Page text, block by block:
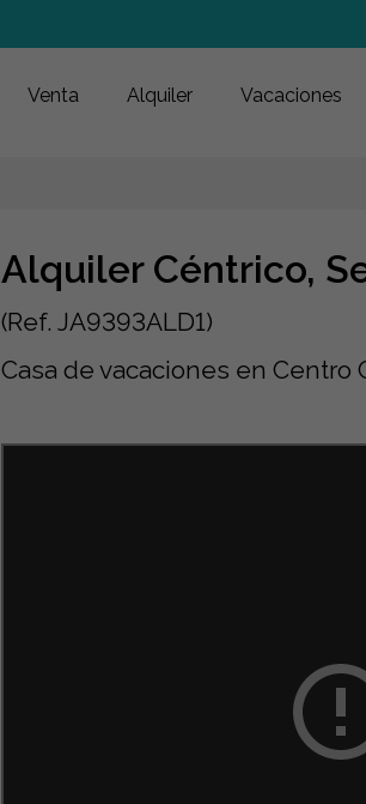
Venta Alquiler Vacaciones
Alquiler Céntrico,
(Ref. JA9393ALD1)
Casa de vacaciones en